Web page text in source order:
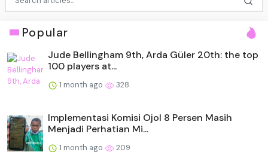
Popular
Jude Bellingham 9th, Arda Güler 20th: the top
100 players at...
1 month ago 328
Implementasi Komisi Ojol 8 Persen Masih
Menjadi Perhatian Mi...
1 month ago 209